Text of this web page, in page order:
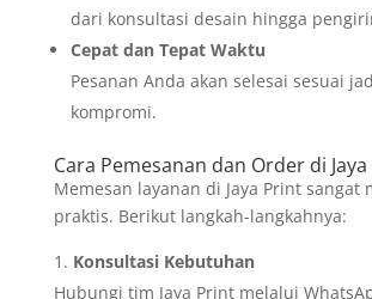
dari konsultasi desain hingga
Cepat dan Tepat Waktu
Pesanan Anda akan selesai sesuai
kompromi.
Cara Pemesanan dan Order di
Memesan layanan di Jaya Print sangat
praktis. Berikut langkah-langkahnya:
Konsultasi Kebutuhan
Hubungi tim Jaya Print melalui